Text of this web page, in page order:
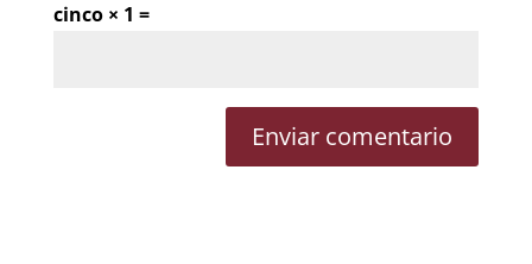
cinco × 1 =